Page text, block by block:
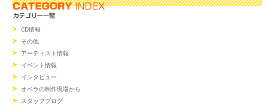
CD情報
その他
アーティスト情報
イベント情報
インタビュー
オペラの制作現場から
スタッフブログ